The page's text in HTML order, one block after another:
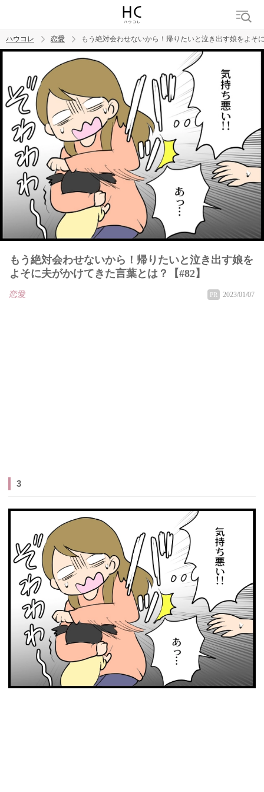
トレンド ワード
恋愛
ハウコレ 恋愛 もう絶対会わせないから！帰りたいと泣き出す娘をよそ
もう絶対会わせないから！帰りたいと泣き出す娘を
よそに夫がかけてきた言葉とは？【#82】
恋愛 PR 2023/01/07
3